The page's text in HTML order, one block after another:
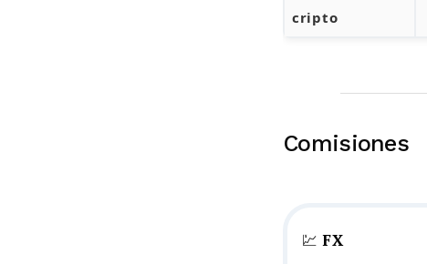
cripto
Comisiones
💹FX